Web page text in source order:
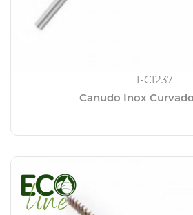
I-CI237
Canudo Inox